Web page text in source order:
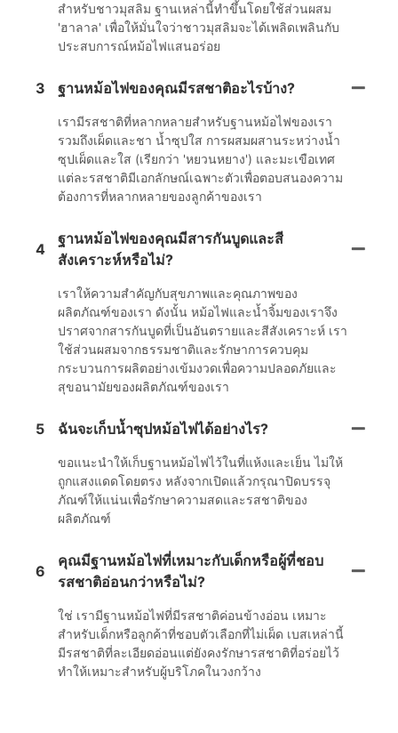
สำหรับชาวมุสลิม ฐานเหล่านี้ทำขึ้นโดยใช้ส่วนผสม
'ฮาลาล' เพื่อให้มั่นใจว่าชาวมุสลิมจะได้เพลิดเพลินกับ
ประสบการณ์หม้อไฟแสนอร่อย
3 ฐานหม้อไฟของคุณมีรสชาติอะไรบ้าง?
เรามีรสชาติที่หลากหลายสำหรับฐานหม้อไฟของเรา
รวมถึงเผ็ดและชา น้ำซุปใส การผสมผสานระหว่างน้ำ
ซุปเผ็ดและใส (เรียกว่า 'หยวนหยาง') และมะเขือเทศ
แต่ละรสชาติมีเอกลักษณ์เฉพาะตัวเพื่อตอบสนองความ
ต้องการที่หลากหลายของลูกค้าของเรา
4
ฐานหม้อไฟของคุณมีสารกันบูดและสี
สังเคราะห์หรือไม่?
เราให้ความสำคัญกับสุขภาพและคุณภาพของ
ผลิตภัณฑ์ของเรา ดังนั้น หม้อไฟและน้ำจิ้มของเราจึง
ปราศจากสารกันบูดที่เป็นอันตรายและสีสังเคราะห์ เรา
ใช้ส่วนผสมจากธรรมชาติและรักษาการควบคุม
กระบวนการผลิตอย่างเข้มงวดเพื่อความปลอดภัยและ
สุขอนามัยของผลิตภัณฑ์ของเรา
5 ฉันจะเก็บน้ำซุปหม้อไฟได้อย่างไร?
ขอแนะนำให้เก็บฐานหม้อไฟไว้ในที่แห้งและเย็น ไม่ให้
ถูกแสงแดดโดยตรง หลังจากเปิดแล้วกรุณาปิดบรรจุ
ภัณฑ์ให้แน่นเพื่อรักษาความสดและรสชาติของ
ผลิตภัณฑ์
6
คุณมีฐานหม้อไฟที่เหมาะกับเด็กหรือผู้ที่ชอบ
รสชาติอ่อนกว่าหรือไม่?
ใช่ เรามีฐานหม้อไฟที่มีรสชาติค่อนข้างอ่อน เหมาะ
สำหรับเด็กหรือลูกค้าที่ชอบตัวเลือกที่ไม่เผ็ด เบสเหล่านี้
มีรสชาติที่ละเอียดอ่อนแต่ยังคงรักษารสชาติที่อร่อยไว้
ทำให้เหมาะสำหรับผู้บริโภคในวงกว้าง